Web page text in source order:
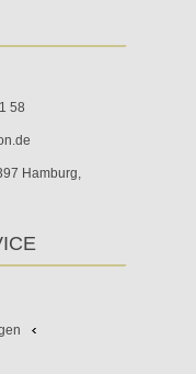
58
Hamburg,